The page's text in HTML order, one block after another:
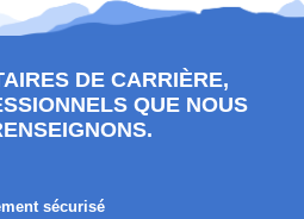
DE CARRIÈRE,
QUE NOUS
sécurisé